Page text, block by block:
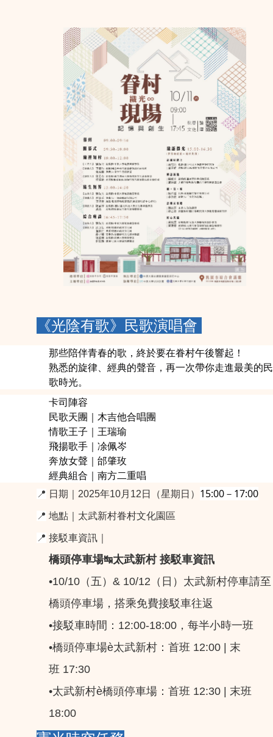
《光陰有歌》民歌演唱會
那些陪伴青春的歌，終於要在眷村午後響起！
熟悉的旋律、經典的聲音，再一次帶你走進最美的民
歌時光。
卡司陣容
民歌天團｜木吉他合唱團
情歌王子｜王瑞瑜
飛揚歌手｜凃佩岑
奔放女聲｜邰肇玫
經典組合｜南方二重唱
📍 日期｜2025年10月12日（星期日） 15:00－17:00
📍 地點｜太武新村眷村文化園區
📍 接駁車資訊｜
橋頭停車場↹太武新村 接駁車資訊
•10/10（五）& 10/12（日）太武新村停車請至
橋頭停車場，搭乘免費接駁車往返
•接駁車時間：12:00-18:00，每半小時一班
•橋頭停車場è太武新村：首班 12:00 | 末
班 17:30
•太武新村è橋頭停車場：首班 12:30 | 末班
18:00